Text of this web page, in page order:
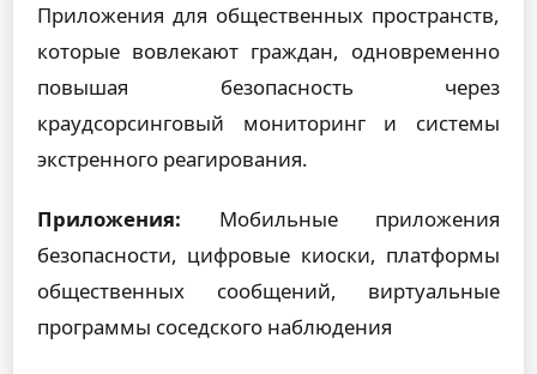
Приложения для общественных пространств,
которые вовлекают граждан, одновременно
повышая безопасность через
краудсорсинговый мониторинг и системы
экстренного реагирования.
Приложения: Мобильные приложения
безопасности, цифровые киоски, платформы
общественных сообщений, виртуальные
программы соседского наблюдения